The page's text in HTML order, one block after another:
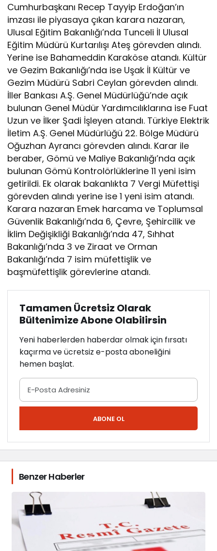
Cumhurbaşkanı Recep Tayyip Erdoğan’ın
imzası ile piyasaya çıkan karara nazaran,
Ulusal Eğitim Bakanlığı’nda Tunceli İl Ulusal
Eğitim Müdürü Kurtarılışı Ateş görevden alındı.
Yerine ise Bahameddin Karaköse atandı. Kültür
ve Gezim Bakanlığı’nda ise Uşak İl Kültür ve
Gezim Müdürü Sabri Ceylan görevden alındı.
İller Bankası A.Ş. Genel Müdürlüğü’nde açık
bulunan Genel Müdür Yardımcılıklarına ise Fuat
Uzun ve İlker Şadi İşleyen atandı. Türkiye Elektrik
İletim A.Ş. Genel Müdürlüğü 22. Bölge Müdürü
Oğuzhan Ayrancı görevden alındı. Karar ile
beraber, Gömü ve Maliye Bakanlığı’nda açık
bulunan Gömü Kontrolörlüklerine 11 yeni isim
getirildi. Ek olarak bakanlıkta 7 Vergi Müfettişi
görevden alındı yerine ise 1 yeni isim atandı.
Karara nazaran Emek harcama ve Toplumsal
Güvenlik Bakanlığı’nda 6, Çevre, Şehircilik ve
İklim Değişikliği Bakanlığı’nda 47, Sıhhat
Bakanlığı’nda 3 ve Ziraat ve Orman
Bakanlığı’nda 7 isim müfettişlik ve
başmüfettişlik görevlerine atandı.
Tamamen Ücretsiz Olarak
Bültenimize Abone Olabilirsin
Yeni haberlerden haberdar olmak için fırsatı
kaçırma ve ücretsiz e-posta aboneliğini
hemen başlat.
ABONE OL
Benzer Haberler